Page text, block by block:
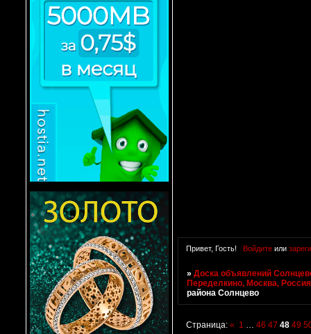
Привет, Гость! Войдитеили
»Доска объявлений
Переделкино, Москва, Россия
района Солнцево
Страница:« 1 … 46 47 48 49